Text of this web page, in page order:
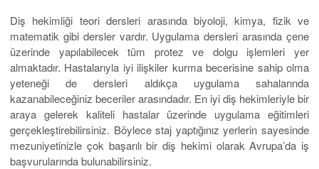
Diş hekimliği teori dersleri arasında biyoloji, kimya, fizik ve
matematik gibi dersler vardır. Uygulama dersleri arasında çene
üzerinde yapılabilecek tüm protez ve dolgu işlemleri yer
almaktadır. Hastalarıyla iyi ilişkiler kurma becerisine sahip olma
yeteneği de dersleri aldıkça uygulama sahalarında
kazanabileceğiniz beceriler arasındadır. En iyi diş hekimleriyle bir
araya gelerek kaliteli hastalar üzerinde uygulama eğitimleri
gerçekleştirebilirsiniz. Böylece staj yaptığınız yerlerin sayesinde
mezuniyetinizle çok başarılı bir diş hekimi olarak Avrupa’da iş
başvurularında bulunabilirsiniz.